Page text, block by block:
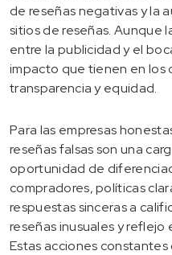
de reseñas negativas y la
sitios de reseñas. Aunque
entre la publicidad y el
impacto que tienen en los
transparencia y equidad.
Para las empresas
reseñas falsas son una
oportunidad de
compradores, políticas
respuestas sinceras a
reseñas inusuales y
Estas acciones